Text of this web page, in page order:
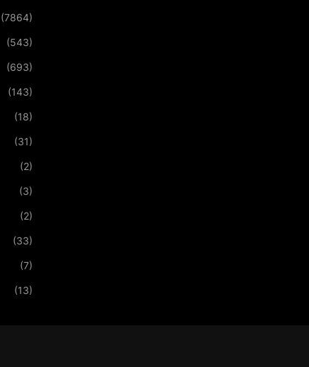
(7864)
(543)
(693)
(143)
(18)
(31)
(2)
(3)
(2)
(33)
(7)
(13)